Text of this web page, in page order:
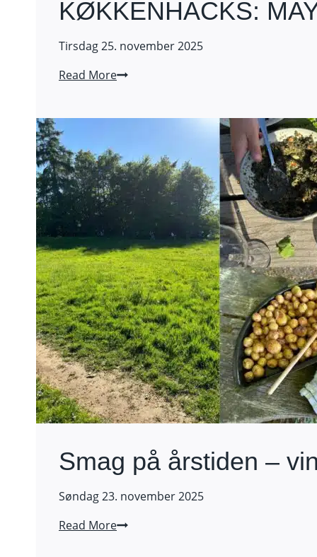
KØKKENHACKS:
Tirsdag 25. november 2025
Read MoreKØKKENHACKS:
Smag på årstiden –
Søndag 23. november 2025
Read MoreSmag